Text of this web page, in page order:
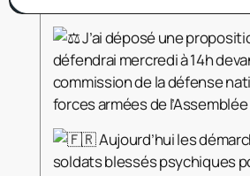
J’ai déposé une
défendrai mercredi à 14h
commission de la défense
forces armées de
Aujourd’hui les
soldats blessés psychiques